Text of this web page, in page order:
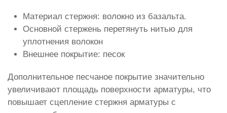
Материал стержня: волокно из базальта.
Основной стержень перетянуть нитью для
уплотнения волокон
Внешнее покрытие: песок
Дополнительное песчаное покрытие значительно
увеличивают площадь поверхности арматуры, что
повышает сцепление стержня арматуры с